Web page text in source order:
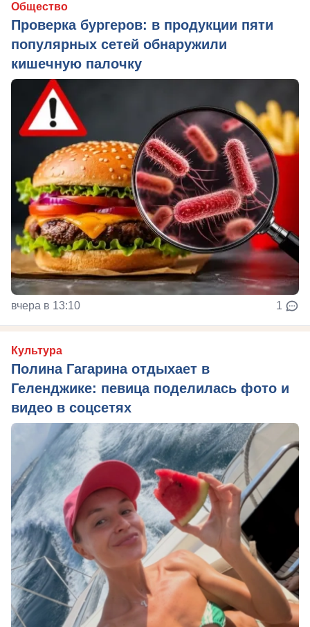
Общество
Проверка бургеров: в продукции пяти
популярных сетей обнаружили
кишечную палочку
вчера в 13:10 1
Культура
Полина Гагарина отдыхает в
Геленджике: певица поделилась фото и
видео в соцсетях